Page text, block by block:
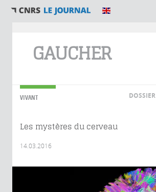
GAUCHER
VIVANT DOSSIER
Les mystères du cerveau
14.03.2016